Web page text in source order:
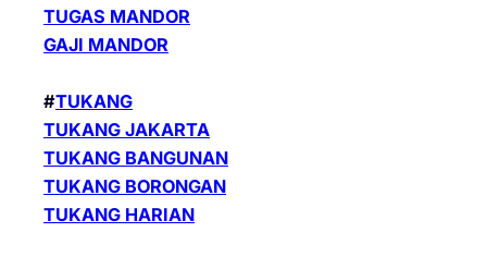
TUGAS MANDOR
GAJI MANDOR
#TUKANG
TUKANG JAKARTA
TUKANG BANGUNAN
TUKANG BORONGAN
TUKANG HARIAN